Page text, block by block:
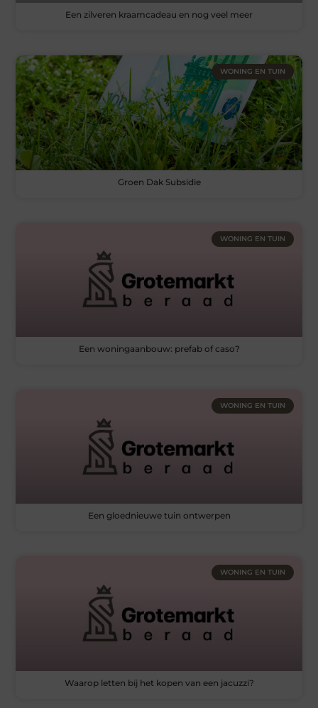
Een zilveren kraamcadeau en nog veel meer
WONING EN TUIN
Groen Dak Subsidie
WONING EN TUIN
Een woningaanbouw: prefab of caso?
WONING EN TUIN
Een gloednieuwe tuin ontwerpen
WONING EN TUIN
Waarop letten bij het kopen van een jacuzzi?